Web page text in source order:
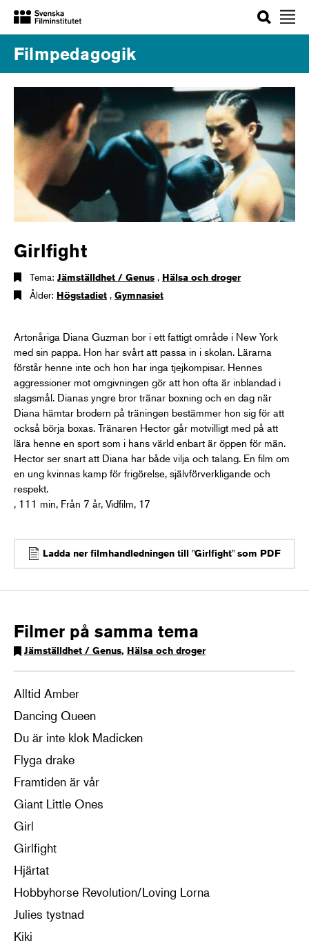
Sök
Filmpedagogik
Girlfight
Tema: Jämställdhet / Genus , Hälsa och droger
Ålder: Högstadiet , Gymnasiet
Artonåriga Diana Guzman bor i ett fattigt område i New York
med sin pappa. Hon har svårt att passa in i skolan. Lärarna
förstår henne inte och hon har inga tjejkompisar. Hennes
aggressioner mot omgivningen gör att hon ofta är inblandad i
slagsmål. Dianas yngre bror tränar boxning och en dag när
Diana hämtar brodern på träningen bestämmer hon sig för att
också börja boxas. Tränaren Hector går motvilligt med på att
lära henne en sport som i hans värld enbart är öppen för män.
Hector ser snart att Diana har både vilja och talang. En film om
en ung kvinnas kamp för frigörelse, självförverkligande och
respekt.
, 111 min, Från 7 år, Vidfilm, 17
Ladda ner filmhandledningen till "Girlfight" som PDF
Filmer på samma tema
Jämställdhet / Genus, Hälsa och droger
Alltid Amber
Dancing Queen
Du är inte klok Madicken
Flyga drake
Framtiden är vår
Giant Little Ones
Girl
Girlfight
Hjärtat
Hobbyhorse Revolution/Loving Lorna
Julies tystnad
Kiki